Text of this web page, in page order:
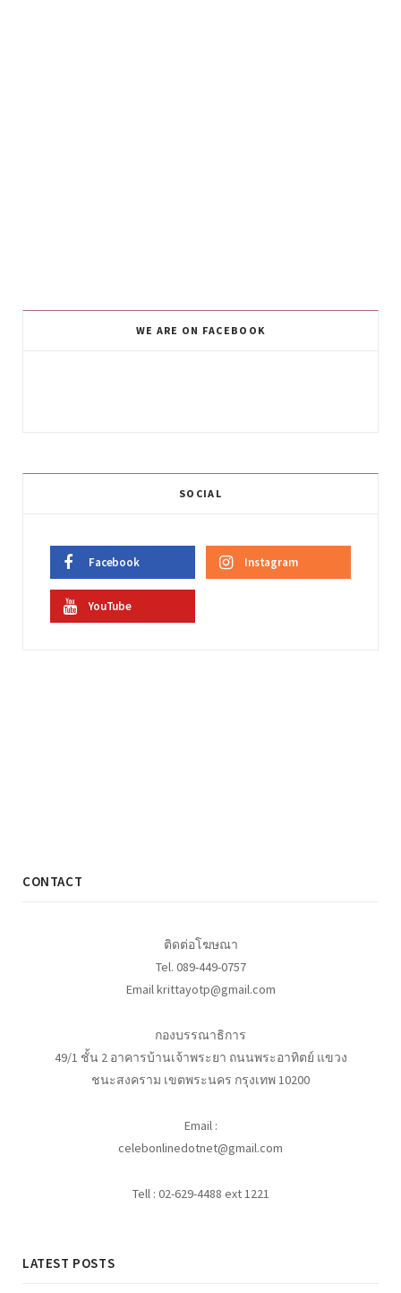
WE ARE ON FACEBOOK
SOCIAL
Facebook Instagram
YouTube
CONTACT
ติดต่อโฆษณา
Tel. 089-449-0757
Email krittayotp@gmail.com
กองบรรณาธิการ
49/1 ชั้น 2 อาคารบ้านเจ้าพระยา ถนนพระอาทิตย์ แขวง
ชนะสงคราม เขตพระนคร กรุงเทพ 10200
Email :
celebonlinedotnet@gmail.com
Tell : 02-629-4488 ext 1221
LATEST POSTS